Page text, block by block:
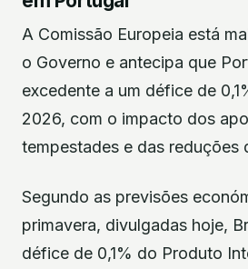
A Comissão Europeia está
o Governo e antecipa que
excedente a um défice de
2026, com o impacto dos
tempestades e das reduções
Segundo as previsões
primavera, divulgadas hoje,
défice de 0,1% do Produto